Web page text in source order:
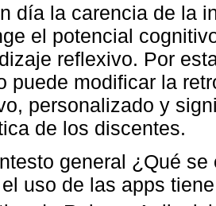
día la carencia de la
el potencial
reflexivo. Por
puede modificar la
personalizado y
de los discentes.
general ¿Qué
uso de las apps